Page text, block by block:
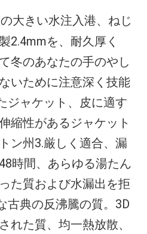
大きい水注入港、ねじ
2.4mmを、耐久厚く
冬のあなたの手のやし
いために注意深く技能
ジャケット、皮に適す
縮性があるジャケット
ン州3.厳しく適合、漏
時間、あらゆる湯たん
た質および水漏出を拒
古典の反沸騰の質。3D
れた質、均一熱放散、